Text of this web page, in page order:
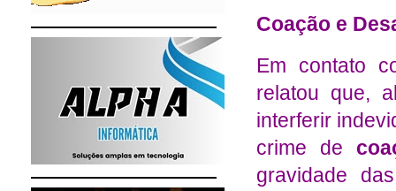
Coação e
Em contato
relatou que,
interferir
crime de
gravidade